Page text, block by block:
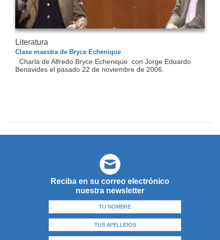
Literatura
Clase maestra de Bryce Echenique
Charla de Alfredo Bryce Echenique con Jorge Eduardo
Benavides el pasado 22 de noviembre de 2006.
Reciba en su correo electrónico
nuestra newsletter